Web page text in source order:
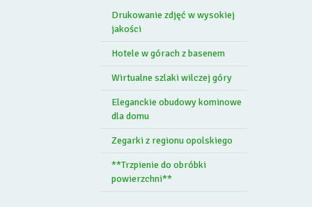
Drukowanie zdjęć w wysokiej
jakości
Hotele w górach z basenem
Wirtualne szlaki wilczej góry
Eleganckie obudowy kominowe
dla domu
Zegarki z regionu opolskiego
**Trzpienie do obróbki
powierzchni**